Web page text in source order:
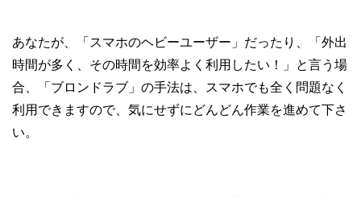
あなたが、「スマホのヘビーユーザー」だったり、「外出
時間が多く、その時間を効率よく利用したい！」と言う場
合、「ブロンドラブ」の手法は、スマホでも全く問題なく
利用できますので、気にせずにどんどん作業を進めて下さ
い。